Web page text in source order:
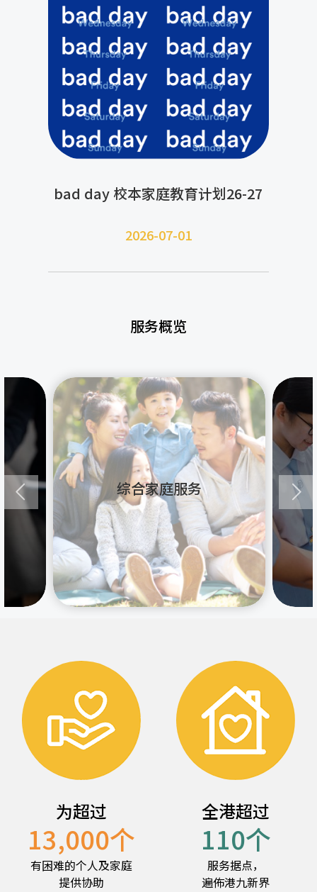
bad day 校本家庭教育计划26-27
2026-07-01
服务概览
综合家庭服务
为超过
13,000个
有困难的个人及家庭
提供协助
全港超过
110个
服务据点，
遍佈港九新界